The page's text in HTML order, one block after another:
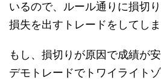
いるので、ルール通りに損切
損失を出すトレードをしてし
もし、損切りが原因で成績が
デモトレードでトワイライト